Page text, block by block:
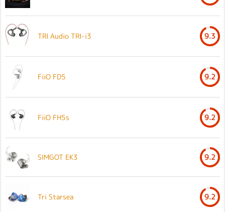
TRI Audio TRI-i3 9.3
FiiO FD5 9.2
FiiO FH5s 9.2
SIMGOT EK3 9.2
Tri Starsea 9.2